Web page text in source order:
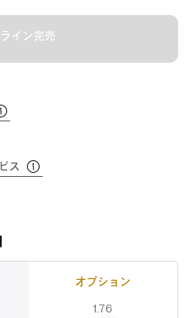
イン完売
ス
オプション
1.76